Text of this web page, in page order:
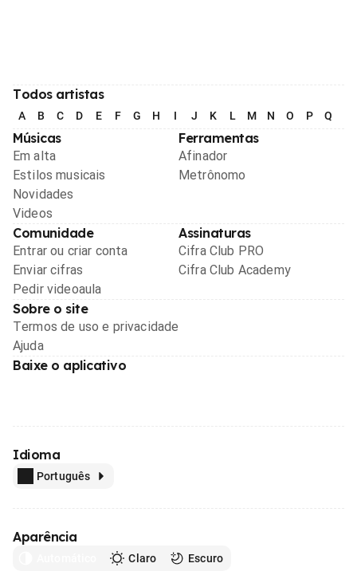
Todos artistas
A B C D E F G H I J K L M N O P Q
Músicas
Em alta
Estilos musicais
Novidades
Videos
Ferramentas
Afinador
Metrônomo
Comunidade
Entrar ou criar conta
Enviar cifras
Pedir videoaula
Assinaturas
Cifra Club PRO
Cifra Club Academy
Sobre o site
Termos de uso e privacidade
Ajuda
Baixe o aplicativo
Idioma
Português
Aparência
Claro Escuro